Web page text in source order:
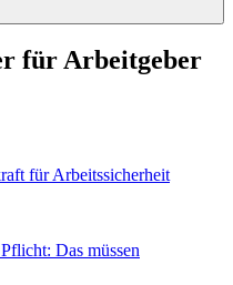
für Arbeitgeber
für Arbeitssicherheit
Das müssen